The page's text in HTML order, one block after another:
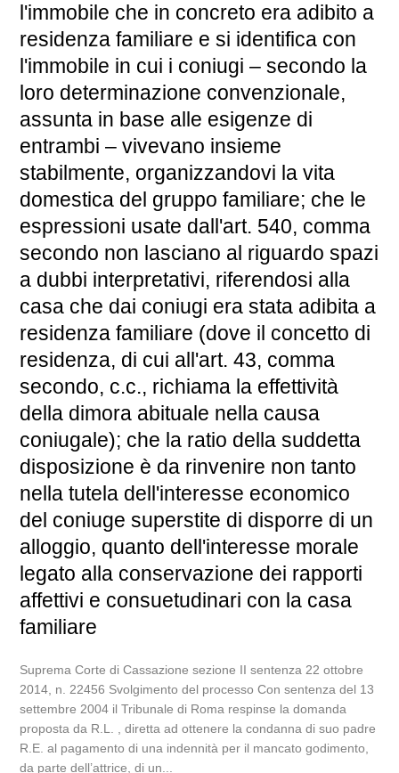
l'immobile che in concreto era adibito a
residenza familiare e si identifica con
l'immobile in cui i coniugi – secondo la
loro determinazione convenzionale,
assunta in base alle esigenze di
entrambi – vivevano insieme
stabilmente, organizzandovi la vita
domestica del gruppo familiare; che le
espressioni usate dall'art. 540, comma
secondo non lasciano al riguardo spazi
a dubbi interpretativi, riferendosi alla
casa che dai coniugi era stata adibita a
residenza familiare (dove il concetto di
residenza, di cui all'art. 43, comma
secondo, c.c., richiama la effettività
della dimora abituale nella causa
coniugale); che la ratio della suddetta
disposizione è da rinvenire non tanto
nella tutela dell'interesse economico
del coniuge superstite di disporre di un
alloggio, quanto dell'interesse morale
legato alla conservazione dei rapporti
affettivi e consuetudinari con la casa
familiare
Suprema Corte di Cassazione sezione II sentenza 22 ottobre
2014, n. 22456 Svolgimento del processo Con sentenza del 13
settembre 2004 il Tribunale di Roma respinse la domanda
proposta da R.L. , diretta ad ottenere la condanna di suo padre
R.E. al pagamento di una indennità per il mancato godimento,
da parte dell’attrice, di un...